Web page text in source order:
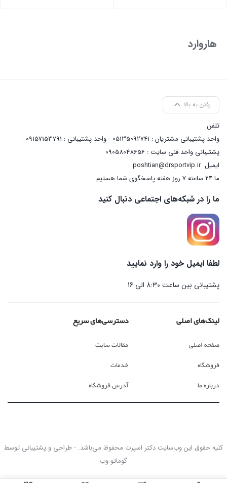
هاروارد
رفتن به بالا
تلفن
واحد پشتیبانی مشتریان : 05135092741 - واحد پشتیبانی : 09157153791 -
پشتیبانی واحد فنی سایت : 09058048656
ایمیلposhtian@drsportvip.ir
ما 24 ساعته 7 روز هفته پاسخگوی شما هستیم.
ما را در شبکه‌های اجتماعی دنبال کنید
لطفا ایمیل خود را وارد نمایید
پشتیبانی بین ساعت 8:30 الی 16
لینک‌های اصلی
صفحه اصلی
فروشگاه
درباره ما
دسترسی‌های سریع
مقالات سایت
خدمات
آدرس فروشگاه
کلیه حقوق این وب‌سایت دکتر اسپرت محفوظ می‌باشد. - طراحی و پشتیبانی توسط
گوماتو وب